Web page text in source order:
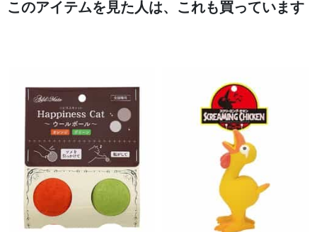
このアイテムを見た人は、これも買っています